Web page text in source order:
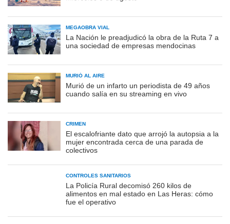
MEGAOBRA VIAL
La Nación le preadjudicó la obra de la Ruta 7 a
una sociedad de empresas mendocinas
MURIÓ AL AIRE
Murió de un infarto un periodista de 49 años
cuando salía en su streaming en vivo
CRIMEN
El escalofriante dato que arrojó la autopsia a la
mujer encontrada cerca de una parada de
colectivos
CONTROLES SANITARIOS
La Policía Rural decomisó 260 kilos de
alimentos en mal estado en Las Heras: cómo
fue el operativo